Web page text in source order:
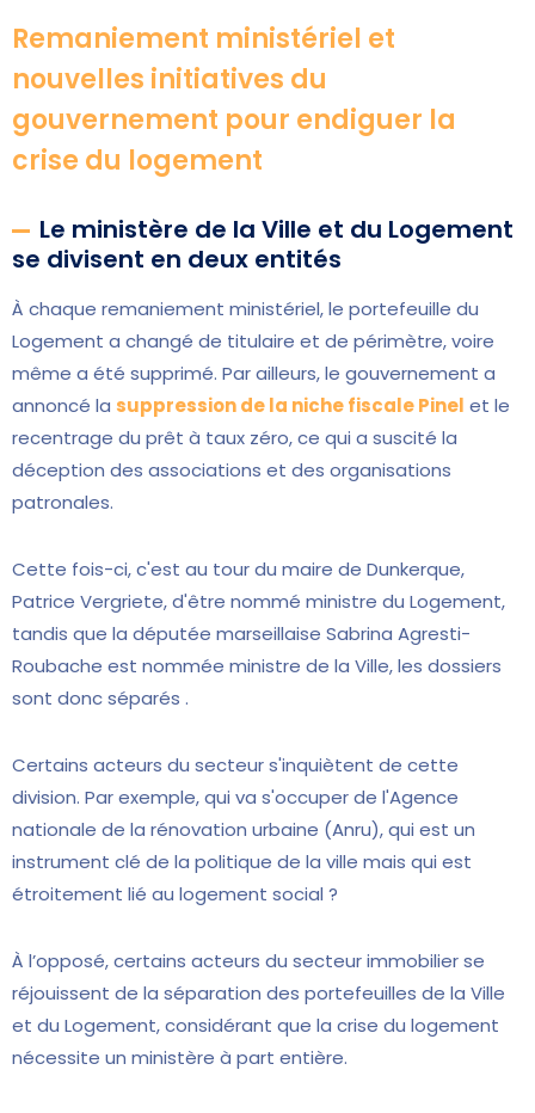
Remaniement ministériel et
nouvelles initiatives du
gouvernement pour endiguer la
crise du logement
Le ministère de la Ville et du Logement
se divisent en deux entités
À chaque remaniement ministériel, le portefeuille du
Logement a changé de titulaire et de périmètre, voire
même a été supprimé. Par ailleurs, le gouvernement a
annoncé la suppression de la niche fiscale Pinel et le
recentrage du prêt à taux zéro, ce qui a suscité la
déception des associations et des organisations
patronales.
Cette fois-ci, c'est au tour du maire de Dunkerque,
Patrice Vergriete, d'être nommé ministre du Logement,
tandis que la députée marseillaise Sabrina Agresti-
Roubache est nommée ministre de la Ville, les dossiers
sont donc séparés .
Certains acteurs du secteur s'inquiètent de cette
division. Par exemple, qui va s'occuper de l'Agence
nationale de la rénovation urbaine (Anru), qui est un
instrument clé de la politique de la ville mais qui est
étroitement lié au logement social ?
À l’opposé, certains acteurs du secteur immobilier se
réjouissent de la séparation des portefeuilles de la Ville
et du Logement, considérant que la crise du logement
nécessite un ministère à part entière.